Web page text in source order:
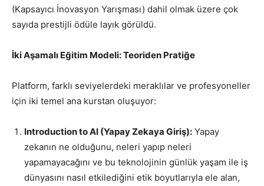
(Kapsayıcı İnovasyon Yarışması) dahil olmak üzere çok
sayıda prestijli ödüle layık görüldü.
İki Aşamalı Eğitim Modeli: Teoriden Pratiğe
Platform, farklı seviyelerdeki meraklılar ve profesyoneller
için iki temel ana kurstan oluşuyor:
Introduction to AI (Yapay Zekaya Giriş): Yapay
zekanın ne olduğunu, neleri yapıp neleri
yapamayacağını ve bu teknolojinin günlük yaşam ile iş
dünyasını nasıl etkilediğini etik boyutlarıyla ele alan,